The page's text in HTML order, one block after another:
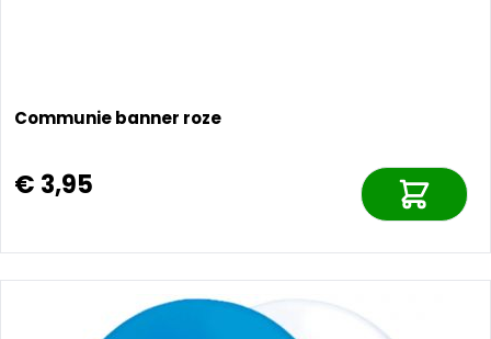
Communie banner roze
€ 3,95